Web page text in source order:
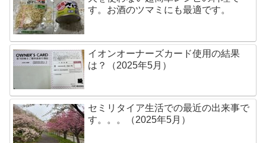
す。お酒のツマミにも最適です。
イオンオーナーズカード使用の結果
は？（2025年5月）
セミリタイア生活での最近の出来事で
す。。。（2025年5月）